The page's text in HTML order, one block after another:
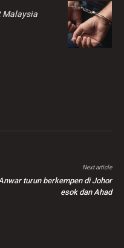
Malaysia
Next article
turun berkempen di Johor
esok dan Ahad